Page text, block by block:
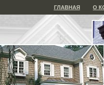
ГЛАВНАЯ О